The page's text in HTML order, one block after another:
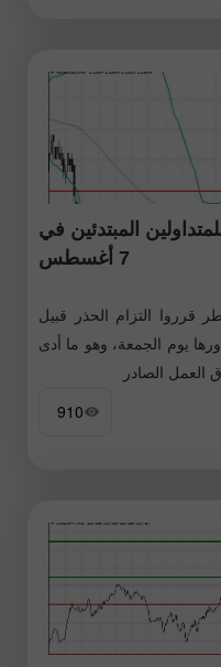
المبتدئين في
7 أغسطس
قرروا التزام الحذر قبيل
يوم الجمعة، وهو ما أدى
العمل الصادر
910